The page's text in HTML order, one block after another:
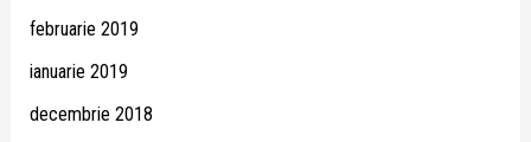
februarie 2019
ianuarie 2019
decembrie 2018